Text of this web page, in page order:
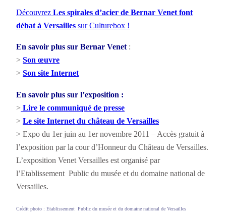
Découvrez Les spirales d’acier de Bernar Venet font
débat à Versailles sur Culturebox !
En savoir plus sur Bernar Venet:
> Son œuvre
> Son site Internet
En savoir plus sur l’exposition :
> Lire le communiqué de presse
> Le site Internet du château de Versailles
> Expo du 1er juin au 1er novembre 2011 – Accès gratuit à
l’exposition par la cour d’Honneur du Château de Versailles.
L’exposition Venet Versailles est organisé par
l’Etablissement Public du musée et du domaine national de
Versailles.
Crédit photo : Etablissement Public du musée et du domaine national de Versailles